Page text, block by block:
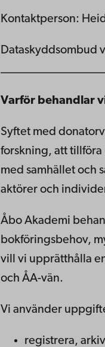
Kontaktperson:
Dataskyddsombud
Varför behandlar
Syftet med
forskning, att tillföra
med samhället och
aktörer och
Åbo Akademi
bokföringsbehov,
vill vi upprätthålla
och ÅA-vän.
Vi använder
registrera,